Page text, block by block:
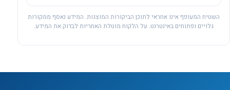
השטיח המעופף אינו אחראי לתוכן הביקורות המוצגות. המידע נאסף ממקורות
גלויים ופתוחים באינטרנט. על הלקוח מוטלת האחריות לבדוק את המידע.